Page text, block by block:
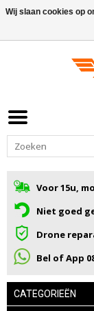
Voor 15u,
Niet goed
Drone
Bel of App
CATEGORIEËN
Wij slaan cookies op